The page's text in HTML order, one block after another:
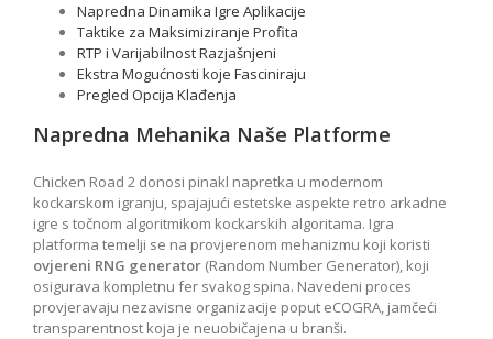
Napredna Dinamika Igre Aplikacije
Taktike za Maksimiziranje Profita
RTP i Varijabilnost Razjašnjeni
Ekstra Mogućnosti koje Fasciniraju
Pregled Opcija Klađenja
Napredna Mehanika Naše Platforme
Chicken Road 2 donosi pinakl napretka u modernom
kockarskom igranju, spajajući estetske aspekte retro arkadne
igre s točnom algoritmikom kockarskih algoritama. Igra
platforma temelji se na provjerenom mehanizmu koji koristi
ovjereni RNG generator (Random Number Generator), koji
osigurava kompletnu fer svakog spina. Navedeni proces
provjeravaju nezavisne organizacije poput eCOGRA, jamčeći
transparentnost koja je neuobičajena u branši.